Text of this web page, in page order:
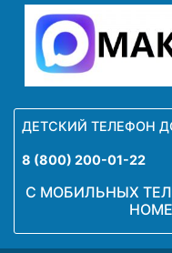
ДЕТСКИЙ ТЕЛЕФОН
8 (800) 200-01-22
С МОБИЛЬНЫХ